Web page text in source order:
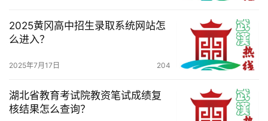
2025黄冈高中招生录取系统网站怎
么进入？
2025年7月17日 204
湖北省教育考试院教资笔试成绩复
核结果怎么查询？